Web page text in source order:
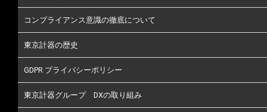
コンプライアンス意識の徹底について
東京計器の歴史
GDPR プライバシーポリシー
東京計器グループ DXの取り組み